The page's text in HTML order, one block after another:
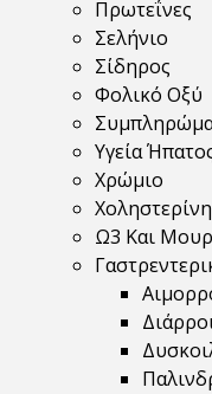
Πρωτεΐνες
Σελήνιο
Σίδηρος
Φολικό Οξύ
Υγεία
Χρώμιο
Χοληστερίνη
Ω3 Και